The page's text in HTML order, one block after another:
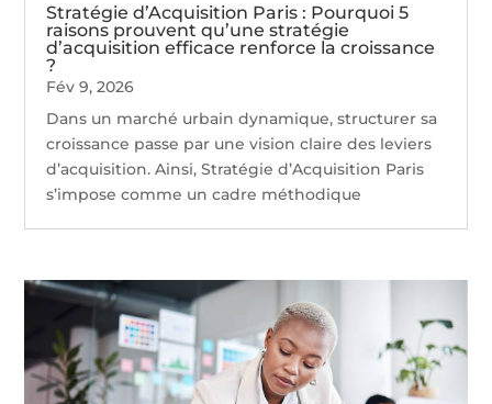
Stratégie d’Acquisition Paris : Pourquoi 5
raisons prouvent qu’une stratégie
d’acquisition efficace renforce la croissance
?
Fév 9, 2026
Dans un marché urbain dynamique, structurer sa
croissance passe par une vision claire des leviers
d’acquisition. Ainsi, Stratégie d’Acquisition Paris
s’impose comme un cadre méthodique